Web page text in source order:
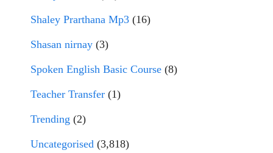
Shaley Prarthana Mp3 (16)
Shasan nirnay (3)
Spoken English Basic Course (8)
Teacher Transfer (1)
Trending (2)
Uncategorised (3,818)